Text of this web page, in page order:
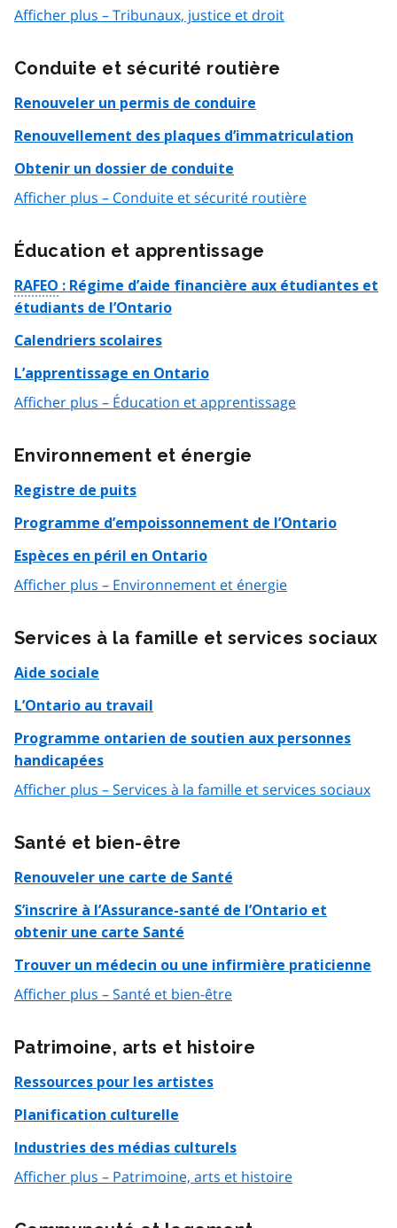
Afficher plus – Tribunaux, justice et droit
Conduite et sécurité routière
Renouveler un permis de conduire
Renouvellement des plaques d’immatriculation
Obtenir un dossier de conduite
Afficher plus – Conduite et sécurité routière
Éducation et apprentissage
RAFEO : Régime d’aide financière aux étudiantes et
étudiants de l’Ontario
Calendriers scolaires
L’apprentissage en Ontario
Afficher plus – Éducation et apprentissage
Environnement et énergie
Registre de puits
Programme d’empoissonnement de l’Ontario
Espèces en péril en Ontario
Afficher plus – Environnement et énergie
Services à la famille et services sociaux
Aide sociale
L’Ontario au travail
Programme ontarien de soutien aux personnes
handicapées
Afficher plus – Services à la famille et services sociaux
Santé et bien-être
Renouveler une carte de Santé
S’inscrire à l’Assurance-santé de l’Ontario et
obtenir une carte Santé
Trouver un médecin ou une infirmière praticienne
Afficher plus – Santé et bien-être
Patrimoine, arts et histoire
Ressources pour les artistes
Planification culturelle
Industries des médias culturels
Afficher plus – Patrimoine, arts et histoire